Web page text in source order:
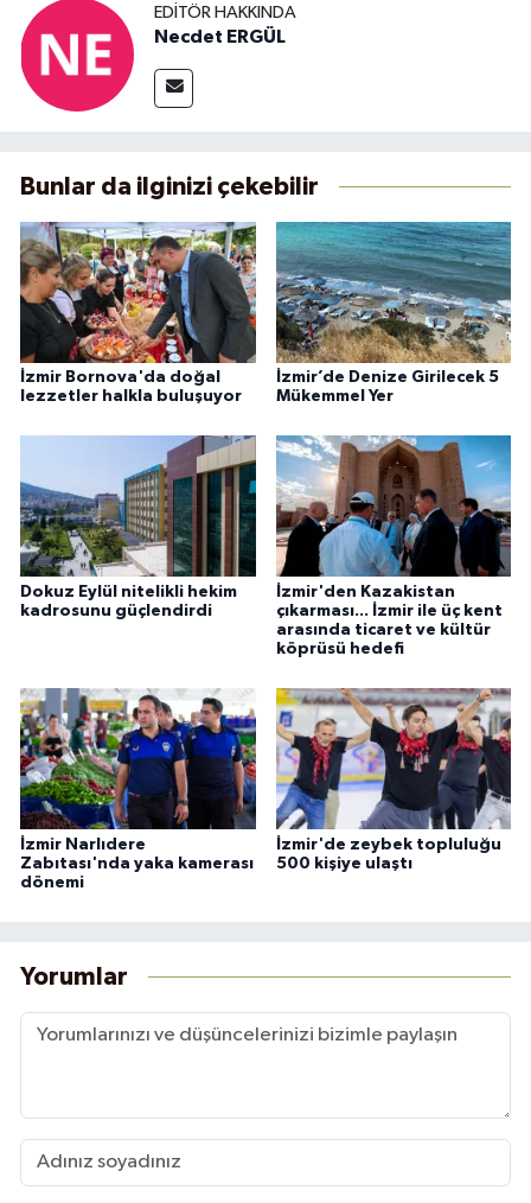
EDITÖR HAKKINDA
Necdet ERGÜL
Bunlar da ilginizi çekebilir
İzmir Bornova'da doğal
lezzetler halkla buluşuyor
İzmir’de Denize Girilecek 5
Mükemmel Yer
Dokuz Eylül nitelikli hekim
kadrosunu güçlendirdi
İzmir'den Kazakistan
çıkarması... İzmir ile üç kent
arasında ticaret ve kültür
köprüsü hedefi
İzmir Narlıdere
Zabıtası'nda yaka kamerası
dönemi
İzmir'de zeybek topluluğu
500 kişiye ulaştı
Yorumlar